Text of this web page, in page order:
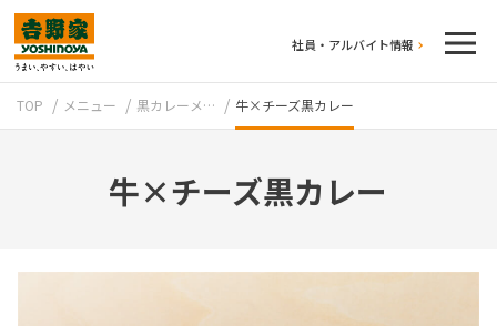
社員・アルバイト情報
TOP メニュー 黒カレーメ… 牛×チーズ黒カレー
牛×チーズ黒カレー